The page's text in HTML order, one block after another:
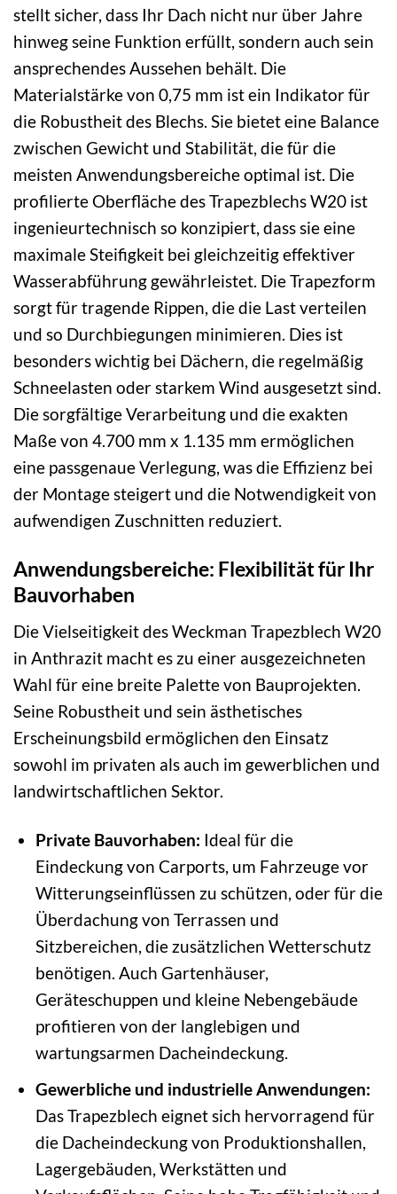
stellt sicher, dass Ihr Dach nicht nur über Jahre
hinweg seine Funktion erfüllt, sondern auch sein
ansprechendes Aussehen behält. Die
Materialstärke von 0,75 mm ist ein Indikator für
die Robustheit des Blechs. Sie bietet eine Balance
zwischen Gewicht und Stabilität, die für die
meisten Anwendungsbereiche optimal ist. Die
profilierte Oberfläche des Trapezblechs W20 ist
ingenieurtechnisch so konzipiert, dass sie eine
maximale Steifigkeit bei gleichzeitig effektiver
Wasserabführung gewährleistet. Die Trapezform
sorgt für tragende Rippen, die die Last verteilen
und so Durchbiegungen minimieren. Dies ist
besonders wichtig bei Dächern, die regelmäßig
Schneelasten oder starkem Wind ausgesetzt sind.
Die sorgfältige Verarbeitung und die exakten
Maße von 4.700 mm x 1.135 mm ermöglichen
eine passgenaue Verlegung, was die Effizienz bei
der Montage steigert und die Notwendigkeit von
aufwendigen Zuschnitten reduziert.
Anwendungsbereiche: Flexibilität für Ihr
Bauvorhaben
Die Vielseitigkeit des Weckman Trapezblech W20
in Anthrazit macht es zu einer ausgezeichneten
Wahl für eine breite Palette von Bauprojekten.
Seine Robustheit und sein ästhetisches
Erscheinungsbild ermöglichen den Einsatz
sowohl im privaten als auch im gewerblichen und
landwirtschaftlichen Sektor.
Private Bauvorhaben: Ideal für die
Eindeckung von Carports, um Fahrzeuge vor
Witterungseinflüssen zu schützen, oder für die
Überdachung von Terrassen und
Sitzbereichen, die zusätzlichen Wetterschutz
benötigen. Auch Gartenhäuser,
Geräteschuppen und kleine Nebengebäude
profitieren von der langlebigen und
wartungsarmen Dacheindeckung.
Gewerbliche und industrielle Anwendungen:
Das Trapezblech eignet sich hervorragend für
die Dacheindeckung von Produktionshallen,
Lagergebäuden, Werkstätten und